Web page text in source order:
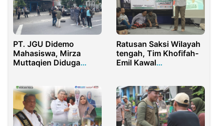
PT. JGU Didemo
Mahasiswa, Mirza
Muttaqien Diduga
Ratusan Saksi Wilayah
tengah, Tim Khofifah-
Emil Kawal